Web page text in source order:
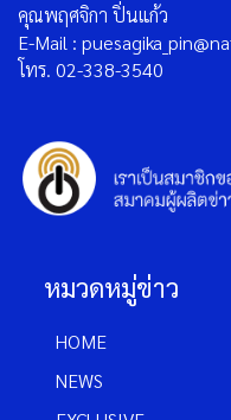
คุณพฤศจิกา ปิ่นแก้ว
E-Mail :
โทร. 02-338-3540
หมวดหมู่ข่าว
HOME
NEWS